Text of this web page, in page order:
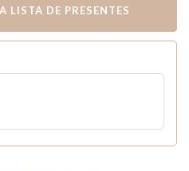
LISTA DE PRESENTES